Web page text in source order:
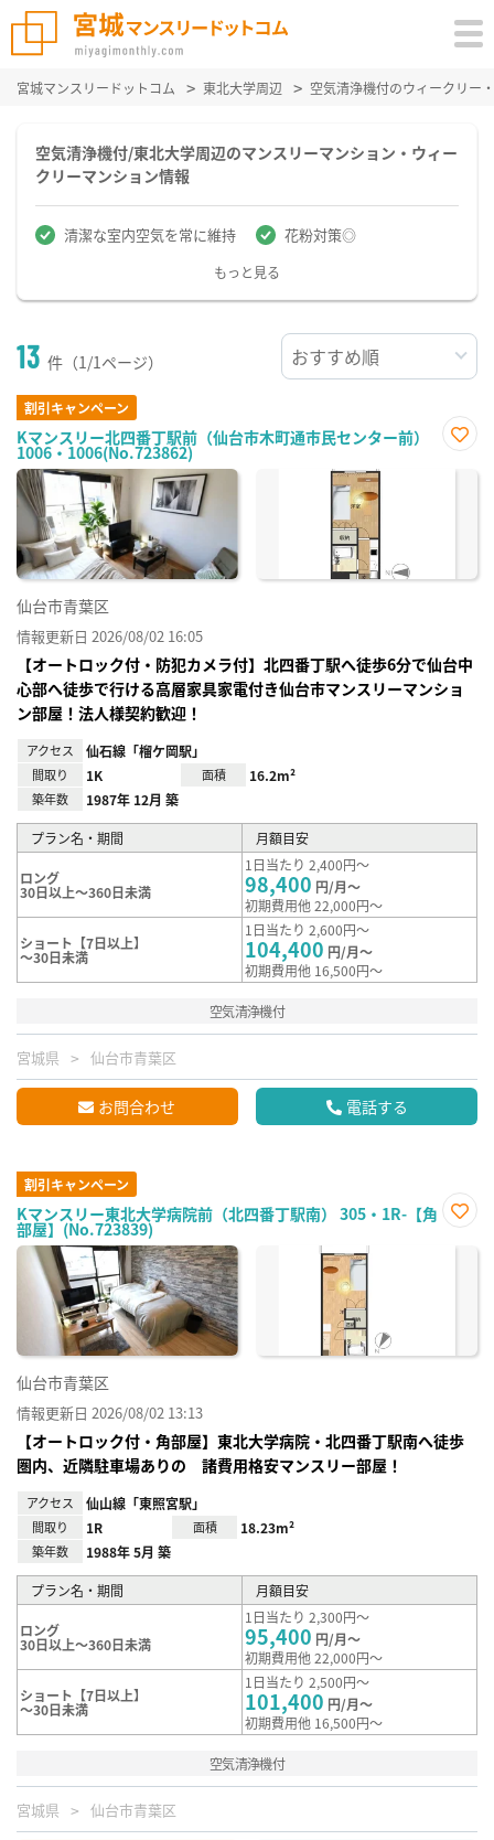
宮城マンスリードットコム 東北大学周辺 空気清浄機付のウィークリー
空気清浄機付/東北大学周辺のマンスリーマンション・ウィー
クリーマンション情報
清潔な室内空気を常に維持 花粉対策◎
もっと見る
13 件（1/1ページ）
割引キャンペーン
Kマンスリー北四番丁駅前（仙台市木町通市民センター前）
1006・1006(No.723862)
に入
仙台市青葉区
情報更新日 2026/08/02 16:05
【オートロック付・防犯カメラ付】北四番丁駅へ徒歩6分で仙台中
心部へ徒歩で行ける高層家具家電付き仙台市マンスリーマンショ
ン部屋！法人様契約歓迎！
アクセス 仙石線「榴ケ岡駅」
間取り 1K 面積 16.2m²
築年数 1987年 12月 築
プラン名・期間 月額目安
ロング
30日以上～360日未満
1日当たり 2,400円～
98,400 円/月～
初期費用他 22,000円～
ショート【7日以上】
～30日未満
1日当たり 2,600円～
104,400 円/月～
初期費用他 16,500円～
空気清浄機付
宮城県 仙台市青葉区
お問合わせ 電話する
割引キャンペーン
Kマンスリー東北大学病院前（北四番丁駅南） 305・1R-【角
部屋】(No.723839)
に入
仙台市青葉区
情報更新日 2026/08/02 13:13
【オートロック付・角部屋】東北大学病院・北四番丁駅南へ徒歩
圏内、近隣駐車場ありの 諸費用格安マンスリー部屋！
アクセス 仙山線「東照宮駅」
間取り 1R 面積 18.23m²
築年数 1988年 5月 築
プラン名・期間 月額目安
ロング
30日以上～360日未満
1日当たり 2,300円～
95,400 円/月～
初期費用他 22,000円～
ショート【7日以上】
～30日未満
1日当たり 2,500円～
101,400 円/月～
初期費用他 16,500円～
空気清浄機付
宮城県 仙台市青葉区